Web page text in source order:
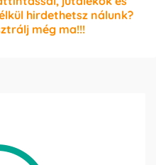
hirdethetsz nálunk?
még ma!!!